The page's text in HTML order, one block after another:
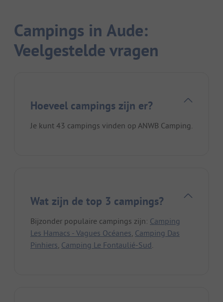
Campings in Aude:
Veelgestelde vragen
Hoeveel campings zijn er?
Je kunt 43 campings vinden op ANWB Camping.
Wat zijn de top 3 campings?
Bijzonder populaire campings zijn: Camping
Les Hamacs - Vagues Océanes Camping Das
Pinhiers Camping Le Fontaulié-Sud